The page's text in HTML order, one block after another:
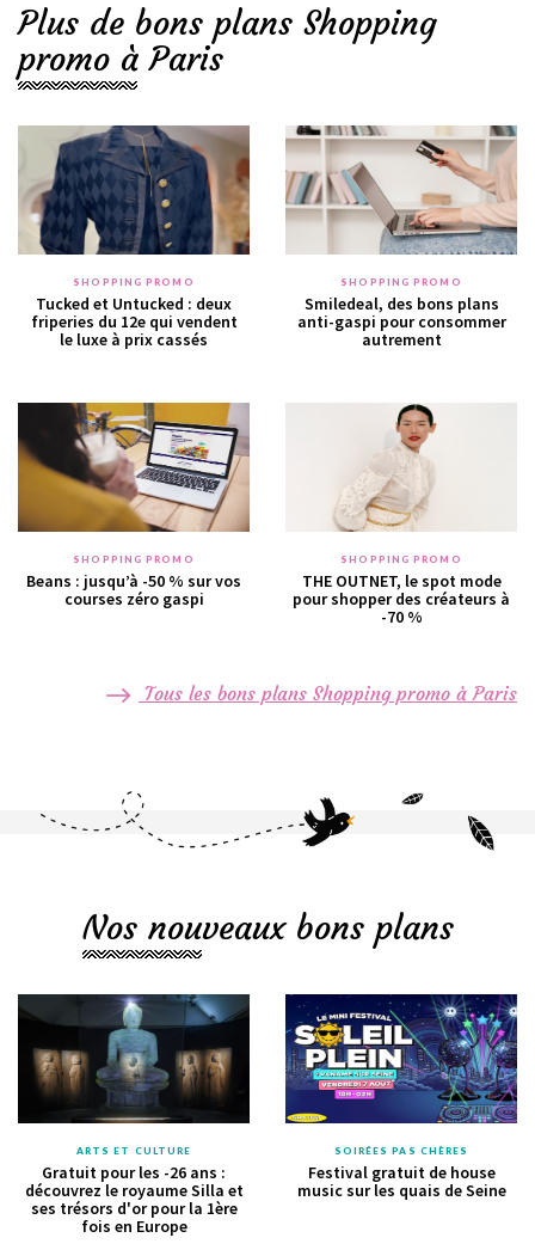
Plus de bons plans Shopping
promo à Paris
SHOPPING PROMO
Tucked et Untucked : deux
friperies du 12e qui vendent
le luxe à prix cassés
SHOPPING PROMO
Smiledeal, des bons plans
anti-gaspi pour consommer
autrement
SHOPPING PROMO
Beans : jusqu’à -50 % sur vos
courses zéro gaspi
SHOPPING PROMO
THE OUTNET, le spot mode
pour shopper des créateurs à
-70 %
Tous les bons plans Shopping promo à Paris
Nos nouveaux bons plans
ARTS ET CULTURE
Gratuit pour les -26 ans :
découvrez le royaume Silla et
ses trésors d'or pour la 1ère
fois en Europe
SOIRÉES PAS CHÈRES
Festival gratuit de house
music sur les quais de Seine